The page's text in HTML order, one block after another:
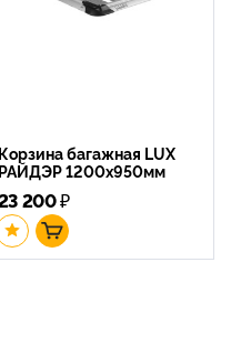
Корзина багажная LUX
РАЙДЭР 1200х950мм
200₽